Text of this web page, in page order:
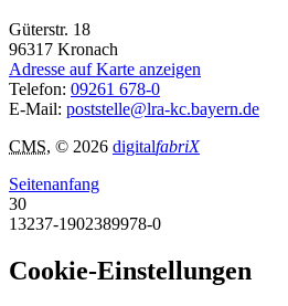
Güterstr. 18
96317 Kronach
Adresse auf Karte anzeigen
Telefon: 09261 678-0
E-Mail: poststelle@lra-kc.bayern.de
CMS, © 2026 digitalfabriX
Seitenanfang
30
13237-1902389978-0
Cookie-Einstellungen